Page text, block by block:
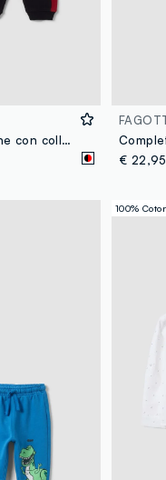
Completo rosso in puro cotone con collo Half zip per bimbo
€ 22,95
100%